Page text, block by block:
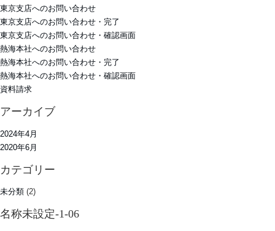
東京支店へのお問い合わせ
東京支店へのお問い合わせ・完了
東京支店へのお問い合わせ・確認画面
熱海本社へのお問い合わせ
熱海本社へのお問い合わせ・完了
熱海本社へのお問い合わせ・確認画面
資料請求
アーカイブ
2024年4月
2020年6月
カテゴリー
未分類 (2)
名称未設定-1-06